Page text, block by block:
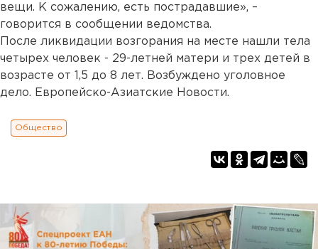
вещи. К сожалению, есть пострадавшие», –
говорится в сообщении ведомства.
После ликвидации возгорания на месте нашли тела
четырех человек - 29-летней матери и трех детей в
возрасте от 1,5 до 8 лет. Возбуждено уголовное
дело. Европейско-Азиатские Новости.
Общество